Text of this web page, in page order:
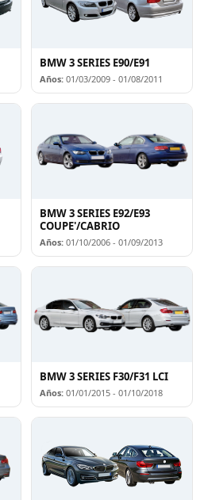
BMW 3 SERIES E90/E91
Años: 01/03/2009 - 01/08/2011
BMW 3 SERIES E92/E93
COUPE'/CABRIO
Años: 01/10/2006 - 01/09/2013
BMW 3 SERIES F30/F31 LCI
Años: 01/01/2015 - 01/10/2018